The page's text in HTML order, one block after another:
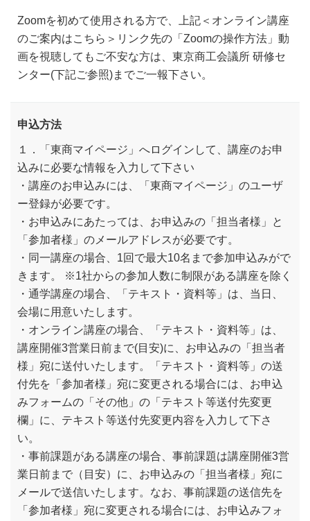
Zoomを初めて使用される方で、上記＜オンライン講座
のご案内はこちら＞リンク先の「Zoomの操作方法」動
画を視聴してもご不安な方は、東京商工会議所 研修セ
ンター(下記ご参照)までご一報下さい。
申込方法
１．「東商マイページ」へログインして、講座のお申
込みに必要な情報を入力して下さい
・講座のお申込みには、「東商マイページ」のユーザ
ー登録が必要です。
・お申込みにあたっては、お申込みの「担当者様」と
「参加者様」のメールアドレスが必要です。
・同一講座の場合、1回で最大10名まで参加申込みがで
きます。 ※1社からの参加人数に制限がある講座を除く
・通学講座の場合、「テキスト・資料等」は、当日、
会場に用意いたします。
・オンライン講座の場合、「テキスト・資料等」は、
講座開催3営業日前まで(目安)に、お申込みの「担当者
様」宛に送付いたします。「テキスト・資料等」の送
付先を「参加者様」宛に変更される場合には、お申込
みフォームの「その他」の「テキスト等送付先変更
欄」に、テキスト等送付先変更内容を入力して下さ
い。
・事前課題がある講座の場合、事前課題は講座開催3営
業日前まで（目安）に、お申込みの「担当者様」宛に
メールで送信いたします。なお、事前課題の送信先を
「参加者様」宛に変更される場合には、お申込みフォ